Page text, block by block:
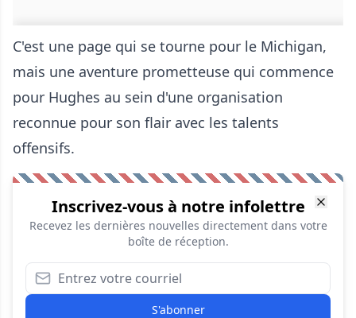
C'est une page qui se tourne pour le Michigan,
mais une aventure prometteuse qui commence
pour Hughes au sein d'une organisation
reconnue pour son flair avec les talents
offensifs.
Inscrivez-vous à notre infolettre
Recevez les dernières nouvelles directement dans votre
boîte de réception.
S'abonner